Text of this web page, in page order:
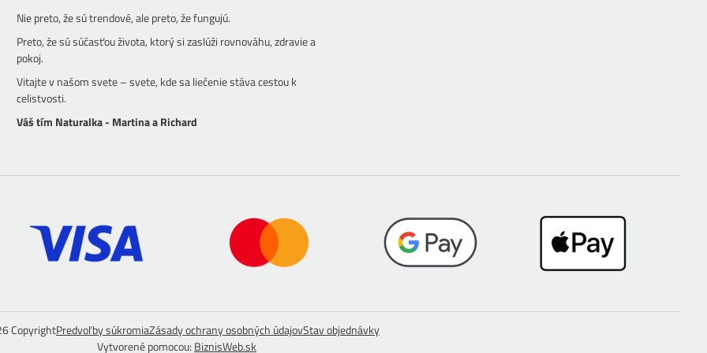
Nie preto, že sú trendové, ale preto, že fungujú.
Preto, že sú súčasťou života, ktorý si zaslúži rovnováhu, zdravie a
pokoj.
Vitajte v našom svete – svete, kde sa liečenie stáva cestou k
celistvosti.
Váš tím Naturalka - Martina a Richard
CopyrightPredvoľby súkromiaZásady ochrany osobných údajovStav objednávky
Vytvorené pomocou: BiznisWeb.sk